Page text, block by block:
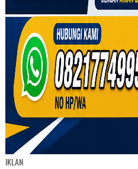
IKLAN